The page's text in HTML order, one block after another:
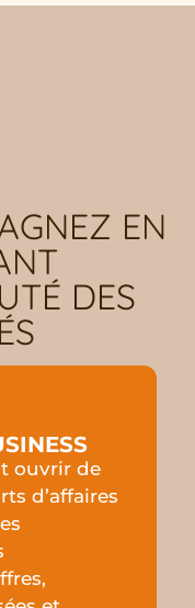
EN
DES
ouvrir de
d’affaires